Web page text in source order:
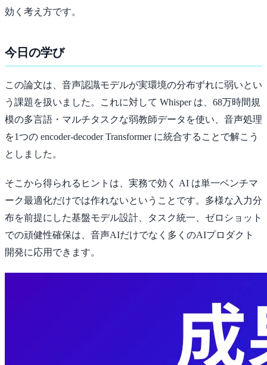
効く考え方です。
今日の学び
この論文は、音声認識モデルが実環境の分布ずれに弱いとい
う課題を扱いました。これに対して Whisper は、68万時間規
模の多言語・マルチタスクな弱教師データを使い、音声処理
を1つの encoder-decoder Transformer に統合することで解こう
としました。
そこから得られるヒントは、実務で効く AI は単一ベンチマ
ーク最適化だけでは作れないということです。多様な入力分
布を前提にした基盤モデル設計、タスク統一、ゼロショット
での頑健性確保は、音声AIだけでなく多くのAIプロダクト
開発に応用できます。